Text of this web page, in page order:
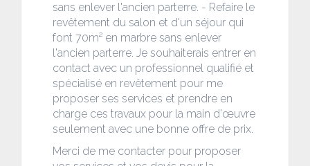
sans enlever l'ancien parterre. - Refaire le
revêtement du salon et d'un séjour qui
font 70m² en marbre sans enlever
l'ancien parterre. Je souhaiterais entrer en
contact avec un professionnel qualifié et
spécialisé en revêtement pour me
proposer ses services et prendre en
charge ces travaux pour la main d'œuvre
seulement avec une bonne offre de prix.
Merci de me contacter pour proposer